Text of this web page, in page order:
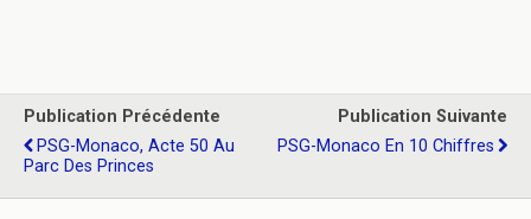
Publication Précédente
PSG-Monaco, Acte 50 Au
Parc Des Princes
Publication Suivante
PSG-Monaco En 10 Chiffres